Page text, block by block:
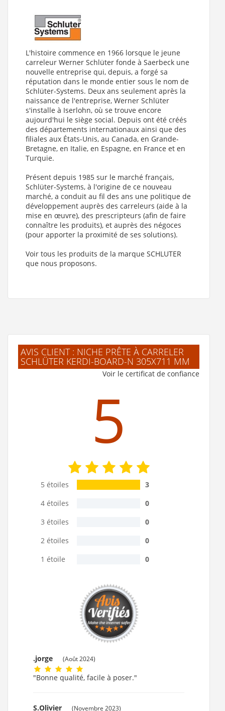
L'histoire commence en 1966 lorsque le jeune
carreleur Werner Schlüter fonde à Saerbeck une
nouvelle entreprise qui, depuis, a forgé sa
réputation dans le monde entier sous le nom de
Schlüter-Systems. Deux ans seulement après la
naissance de l'entreprise, Werner Schlüter
s'installe à Iserlohn, où se trouve encore
aujourd'hui le siège social. Depuis ont été créés
des départements internationaux ainsi que des
filiales aux États-Unis, au Canada, en Grande-
Bretagne, en Italie, en Espagne, en France et en
Turquie.
Présent depuis 1985 sur le marché français,
Schlüter-Systems, à l'origine de ce nouveau
marché, a conduit au fil des ans une politique de
développement auprès des carreleurs (aide à la
mise en œuvre), des prescripteurs (afin de faire
connaître les produits), et auprès des négoces
(pour apporter la proximité de ses solutions).
Voir tous les produits de la marque SCHLUTER
que nous proposons.
AVIS CLIENT : NICHE PRÊTE À CARRELER
SCHLÜTER KERDI-BOARD-N 305X711 MM
Voir le certificat de confiance
5
5 étoiles
3
4 étoiles
0
3 étoiles
0
2 étoiles
0
1 étoile
0
.jorge (Août 2024)
"Bonne qualité, facile à poser."
S.Olivier (Novembre 2023)